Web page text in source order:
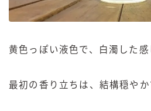
黄色っぽい液色で、白濁した
最初の香り立ちは、結構穏やか